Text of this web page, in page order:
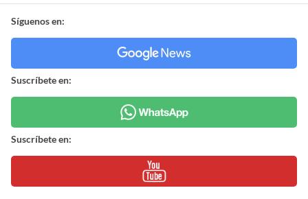
Síguenos en:
Suscríbete en:
Suscríbete en: